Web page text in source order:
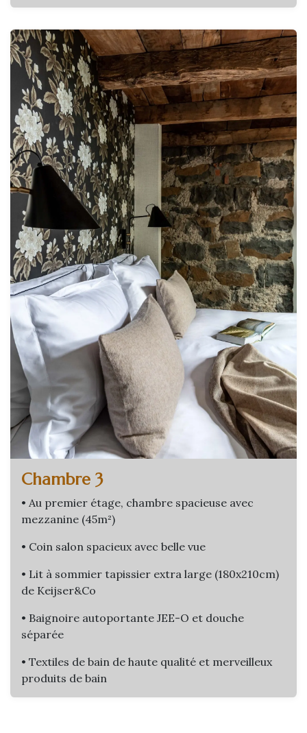
Chambre 3
• Au premier étage, chambre spacieuse avec
mezzanine (45m²)
• Coin salon spacieux avec belle vue
• Lit à sommier tapissier extra large (180x210cm)
de Keijser&Co
• Baignoire autoportante JEE-O et douche
séparée
• Textiles de bain de haute qualité et merveilleux
produits de bain